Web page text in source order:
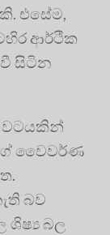
එසේම,
ආර්ථික
සිටින
වටයකින්
වෛවර්ණ
බව
ශිෂ්‍ය බල